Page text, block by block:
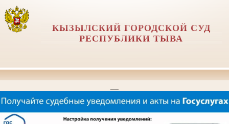
КЫЗЫЛСКИЙ ГОРОДСКОЙ СУД
РЕСПУБЛИКИ ТЫВА